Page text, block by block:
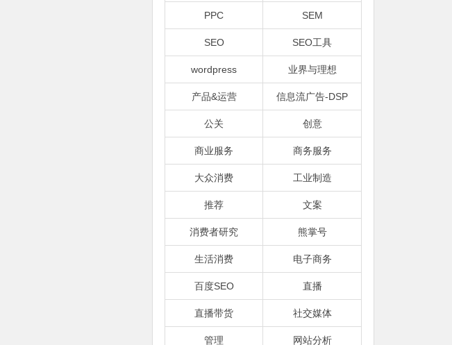
PPC SEM
SEO SEO工具
wordpress 业界与理想
产品&运营 信息流广告-DSP
公关 创意
商业服务 商务服务
大众消费 工业制造
推荐 文案
消费者研究 熊掌号
生活消费 电子商务
百度SEO 直播
直播带货 社交媒体
管理 网站分析